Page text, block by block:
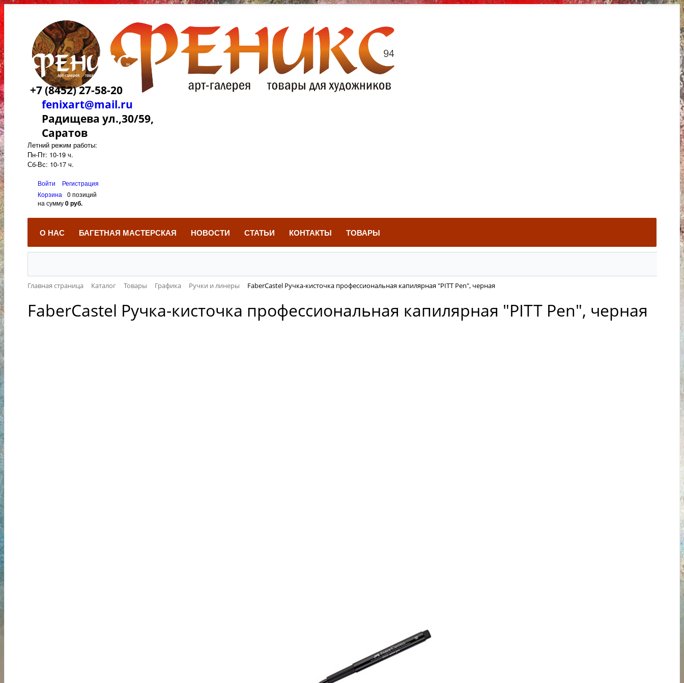
+7 (8452) 27-58-20
fenixart@mail.ru
Радищева ул.,30/59,
Саратов
Летний режим работы:
Пн-Пт: 10-19 ч.
Сб-Вс: 10-17 ч.
Войти
Регистрация
Корзина
0 позиций
на сумму0 руб.
О НАС БАГЕТНАЯ МАСТЕРСКАЯ НОВОСТИ СТАТЬИ КОНТАКТЫ ТОВАРЫ
Главная страница Каталог Товары Графика Ручки и линеры FaberCastel Ручка-кисточка профессиональная капилярная "PITT Pen", черная
FaberCastel Ручка-кисточка профессиональная капилярная "PITT Pen", черная